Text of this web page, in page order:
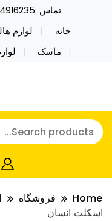
تماس :09394916235
خانه
لوازم
ماسک
نایکر توی
ولن تاین
خرید محصولات خاص
توی فروش عمده لوازم
کریسمس اکسسوری
Home فروشگاه
اسکلت انسان